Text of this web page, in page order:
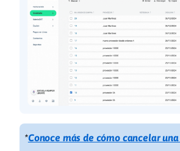
*Conoce más de cómo cancelar